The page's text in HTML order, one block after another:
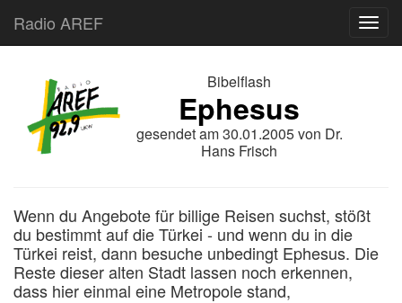
Radio AREF
Bibelflash
Ephesus
gesendet am30.01.2005von Dr.
Hans Frisch
Wenn du Angebote für billige Reisen suchst, stößt
du bestimmt auf die Türkei - und wenn du in die
Türkei reist, dann besuche unbedingt Ephesus. Die
Reste dieser alten Stadt lassen noch erkennen,
dass hier einmal eine Metropole stand,